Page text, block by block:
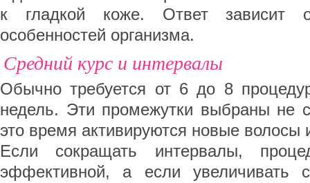
к гладкой коже. Ответ зависит
особенностей организма.
Средний курс и интервалы
Обычно требуется от 6 до 8
недель. Эти промежутки выбраны не
это время активируются новые волосы
Если сокращать интервалы,
эффективной, а если